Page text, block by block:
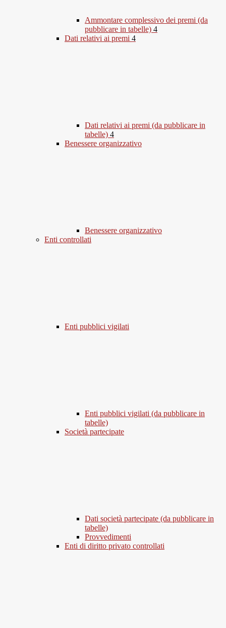
Ammontare complessivo dei premi (da
pubblicare in tabelle) 4
Dati relativi ai premi 4
Dati relativi ai premi (da pubblicare in
tabelle) 4
Benessere organizzativo
Benessere organizzativo
Enti controllati
Enti pubblici vigilati
Enti pubblici vigilati (da pubblicare in
tabelle)
Società partecipate
Dati società partecipate (da pubblicare in
tabelle)
Provvedimenti
Enti di diritto privato controllati